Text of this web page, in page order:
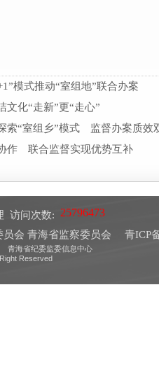
模式推动“室组地”联合办案
文化“走新”更“走心”
索“室组乡”模式 监督办案质效
作 联合监督实现优势互补
访问次数:
会 青海省监察委员会
青ICP
海省纪委监委信息中心
Reserved